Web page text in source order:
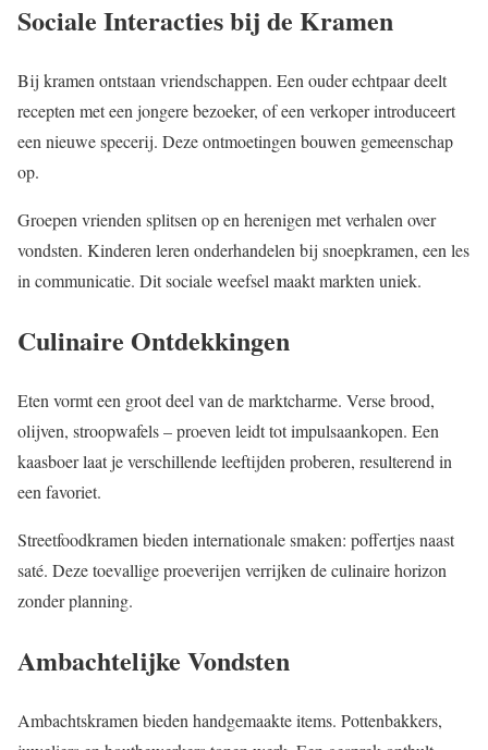
Sociale Interacties bij de Kramen
Bij kramen ontstaan vriendschappen. Een ouder echtpaar deelt
recepten met een jongere bezoeker, of een verkoper introduceert
een nieuwe specerij. Deze ontmoetingen bouwen gemeenschap
op.
Groepen vrienden splitsen op en herenigen met verhalen over
vondsten. Kinderen leren onderhandelen bij snoepkramen, een les
in communicatie. Dit sociale weefsel maakt markten uniek.
Culinaire Ontdekkingen
Eten vormt een groot deel van de marktcharme. Verse brood,
olijven, stroopwafels – proeven leidt tot impulsaankopen. Een
kaasboer laat je verschillende leeftijden proberen, resulterend in
een favoriet.
Streetfoodkramen bieden internationale smaken: poffertjes naast
saté. Deze toevallige proeverijen verrijken de culinaire horizon
zonder planning.
Ambachtelijke Vondsten
Ambachtskramen bieden handgemaakte items. Pottenbakkers,